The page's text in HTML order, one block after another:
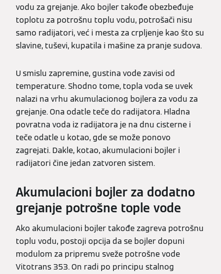
vodu za grejanje. Ako bojler takođe obezbeđuje
toplotu za potrošnu toplu vodu, potrošači nisu
samo radijatori, već i mesta za crpljenje kao što su
slavine, tuševi, kupatila i mašine za pranje sudova.
U smislu zapremine, gustina vode zavisi od
temperature. Shodno tome, topla voda se uvek
nalazi na vrhu akumulacionog bojlera za vodu za
grejanje. Ona odatle teče do radijatora. Hladna
povratna voda iz radijatora je na dnu cisterne i
teče odatle u kotao, gde se može ponovo
zagrejati. Dakle, kotao, akumulacioni bojler i
radijatori čine jedan zatvoren sistem.
Akumulacioni bojler za dodatno
grejanje potrošne tople vode
Ako akumulacioni bojler takođe zagreva potrošnu
toplu vodu, postoji opcija da se bojler dopuni
modulom za pripremu sveže potrošne vode
Vitotrans 353. On radi po principu stalnog